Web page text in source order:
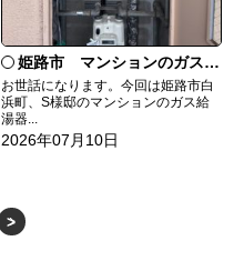
姫路市 マンションのガス給湯器の交換
お世話になります。今回は姫路市白
浜町、S様邸のマンションのガス給
湯器...
2026年07月10日
>